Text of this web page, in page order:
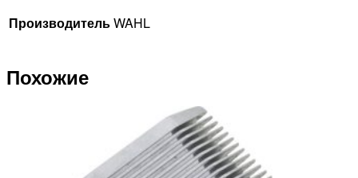
ПроизводительWAHL
Похожие